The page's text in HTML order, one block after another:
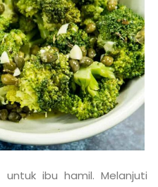
ibu hamil. Melanjuti